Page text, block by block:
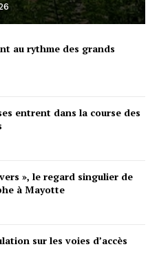
au rythme des grands
entrent dans la course des
», le regard singulier de
à Mayotte
sur les voies d’accès